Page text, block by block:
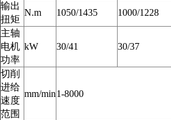
输出
扭矩
N.m 1050/1435 1000/1228
主轴
电机
功率
kW 30/41 30/37
切削
进给
速度
范围
mm/min1-8000